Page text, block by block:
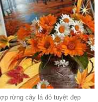
rừng cây lá đỏ tuyệt đẹp